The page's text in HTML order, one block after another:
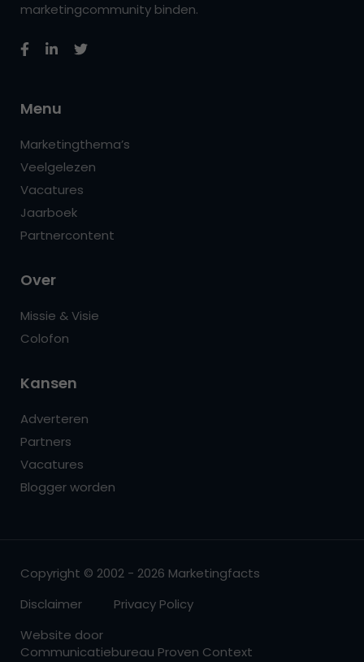
marketingcommunity binden.
Menu
Marketingthema’s
Veelgelezen
Vacatures
Jaarboek
Partnercontent
Over
Missie & Visie
Colofon
Kansen
Adverteren
Partners
Vacatures
Blogger worden
Copyright © 2002 - 2026 Marketingfacts
Disclaimer
Privacy Policy
Website door
Communicatiebureau Proven Context